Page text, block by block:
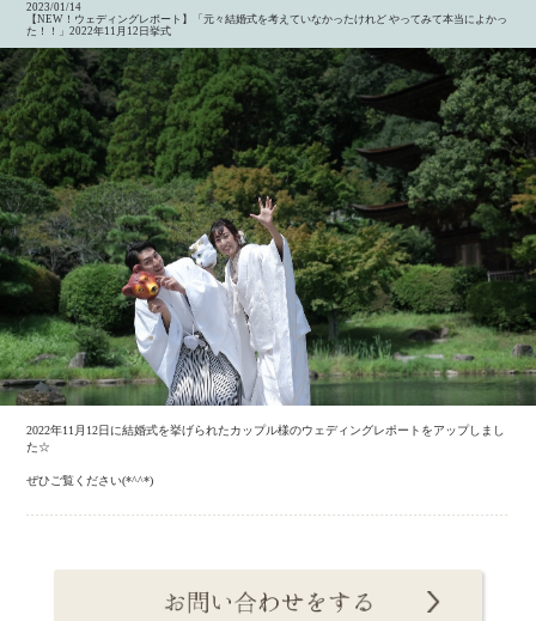
2023/01/14
【NEW！ウェディングレポート】「元々結婚式を考えていなかったけれど やってみて本当によかっ
た！！」2022年11月12日挙式
2022年11月12日に結婚式を挙げられたカップル様のウェディングレポートをアップしまし
た☆
ぜひご覧ください(*^^*)